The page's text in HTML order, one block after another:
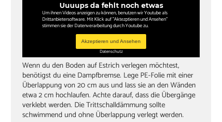
Uuuups da fehlt noch etwas
Um ihnen Videos anzeigen zu können, benutzen wir Youtube als
Drittanbietersoftware. Mit Klick auf "Aktezptieren und Ansehen"
stimmen sie der Datenverarbeitung durch Youtube zu.
Akzeptieren und Ansehen
Datenschutz
Wenn du den Boden auf Estrich verlegen möchtest,
benötigst du eine Dampfbremse. Lege PE-Folie mit einer
Überlappung von 20 cm aus und lass sie an den Wänden
etwa 2 cm hochlaufen. Achte darauf, dass die Übergänge
verklebt werden. Die Trittschalldämmung sollte
schwimmend und ohne Überlappung verlegt werden.